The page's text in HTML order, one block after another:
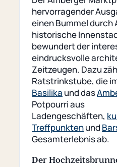
hervorragender
einen Bummel durch
historische
bewundert der
eindrucksvolle
Zeitzeugen. Dazu
Ratstrinkstube, die
Basilika und das
Potpourri aus
Ladengeschäften,
Treffpunktenund
Gesamterlebnis ab.
Der